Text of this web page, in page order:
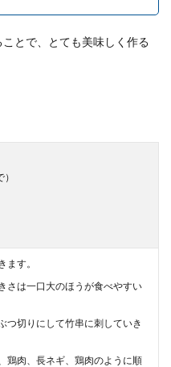
とで、とても美味しく作る
ます。
さは一口大のほうが食べやすい
つ切りにして竹串に刺していき
鶏肉、長ネギ、鶏肉のように順